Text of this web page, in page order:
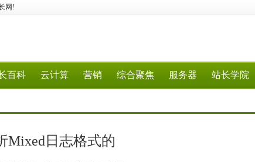
网!
百科 云计算 营销 综合聚焦 服务器 站长学院
Mixed日志格式的